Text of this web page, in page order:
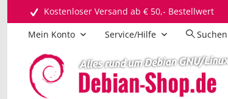
Kostenloser Versand ab € 50,- Bestellwert
Mein Konto Service/Hilfe Suchen